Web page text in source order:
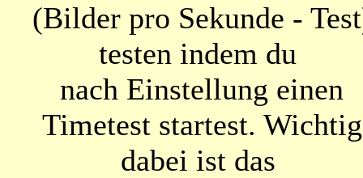
(Bilder pro Sekunde -
testen indem du
nach Einstellung einen
Timetest startest. Wichtig
dabei ist das